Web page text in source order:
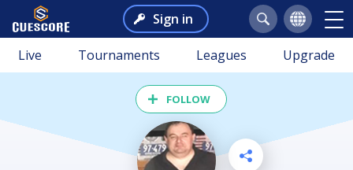
Sign in
Live Tournaments Leagues Upgrade
FOLLOW